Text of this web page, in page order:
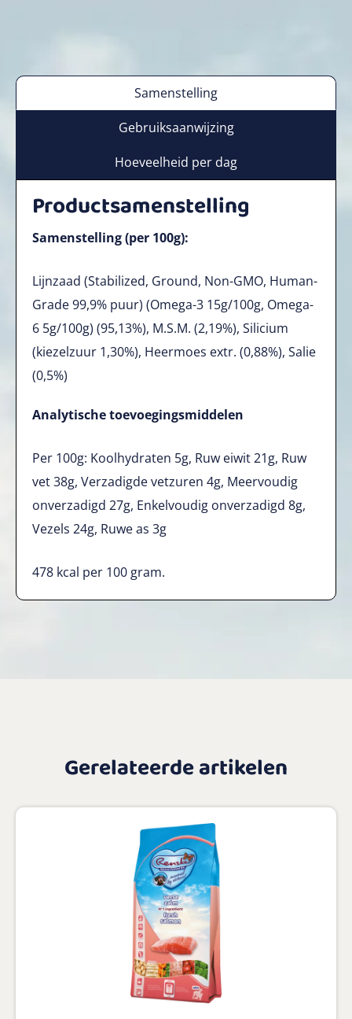
Samenstelling
Gebruiksaanwijzing
Hoeveelheid per dag
Productsamenstelling
Samenstelling (per 100g):
Lijnzaad (Stabilized, Ground, Non-GMO, Human-
Grade 99,9% puur) (Omega-3 15g/100g, Omega-
6 5g/100g) (95,13%), M.S.M. (2,19%), Silicium
(kiezelzuur 1,30%), Heermoes extr. (0,88%), Salie
(0,5%)
Analytische toevoegingsmiddelen
Per 100g: Koolhydraten 5g, Ruw eiwit 21g, Ruw
vet 38g, Verzadigde vetzuren 4g, Meervoudig
onverzadigd 27g, Enkelvoudig onverzadigd 8g,
Vezels 24g, Ruwe as 3g
478 kcal per 100 gram.
Gerelateerde artikelen